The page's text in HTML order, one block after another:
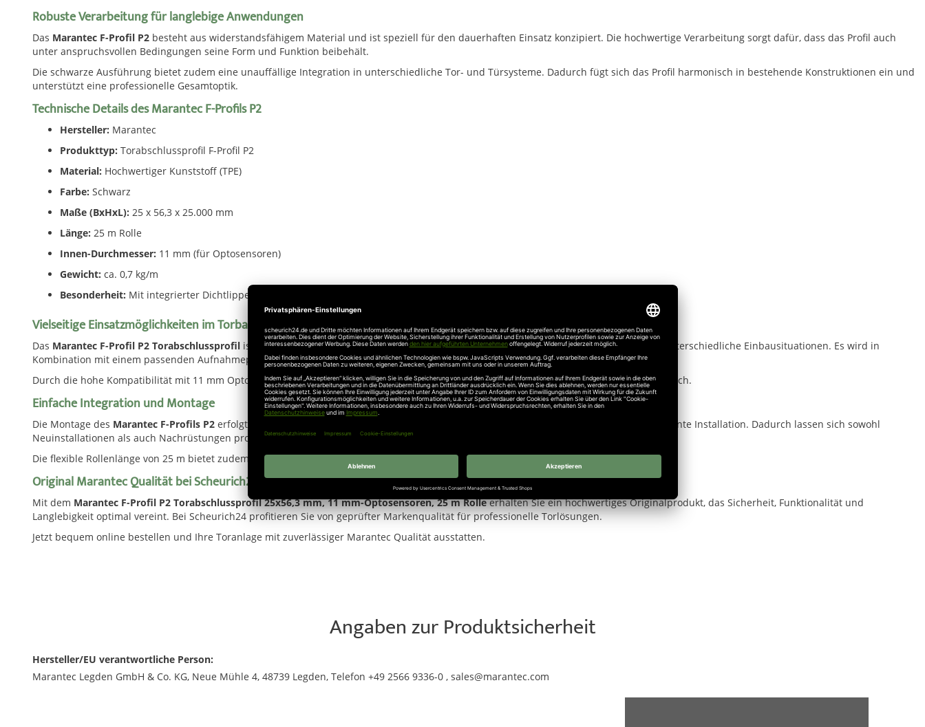
Robuste Verarbeitung für langlebige Anwendungen
Das Marantec F-Profil P2 besteht aus widerstandsfähigem Material und ist speziell für den dauerhaften Einsatz konzipiert. Die hochwertige Verarbeitung sorgt dafür, dass das Profil auch
unter anspruchsvollen Bedingungen seine Form und Funktion beibehält.
Die schwarze Ausführung bietet zudem eine unauffällige Integration in unterschiedliche Tor- und Türsysteme. Dadurch fügt sich das Profil harmonisch in bestehende Konstruktionen ein und
unterstützt eine professionelle Gesamtoptik.
Technische Details des Marantec F-Profils P2
Hersteller: Marantec
Produkttyp: Torabschlussprofil F-Profil P2
Material: Hochwertiger Kunststoff (TPE)
Farbe: Schwarz
Maße (BxHxL): 25 x 56,3 x 25.000 mm
Länge: 25 m Rolle
Innen-Durchmesser: 11 mm (für Optosensoren)
Gewicht: ca. 0,7 kg/m
Besonderheit: Mit integrierter Dichtlippe
Vielseitige Einsatzmöglichkeiten im Torbau
Das Marantec F-Profil P2 Torabschlussprofil ist für eine Vielzahl von Tor- und Türsystemen geeignet und bietet eine flexible Lösung für unterschiedliche Einbausituationen. Es wird in
Kombination mit einem passenden Aufnahmeprofil verwendet und sorgt so für eine sichere und stabile Verbindung.
Durch die hohe Kompatibilität mit 11 mm Optosensoren eignet sich das Profil ideal für moderne Sicherheitslösungen im industriellen Bereich.
Einfache Integration und Montage
Die Montage des Marantec F-Profils P2 erfolgt in Verbindung mit einem passenden Systemprofil und ermöglicht eine schnelle sowie effiziente Installation. Dadurch lassen sich sowohl
Neuinstallationen als auch Nachrüstungen problemlos umsetzen.
Die flexible Rollenlänge von 25 m bietet zudem eine wirtschaftliche Lösung für größere Projekte im Tor- und Anlagenbau.
Original Marantec Qualität bei Scheurich24
Mit dem Marantec F-Profil P2 Torabschlussprofil 25x56,3 mm, 11 mm-Optosensoren, 25 m Rolleerhalten Sie ein hochwertiges Originalprodukt, das Sicherheit, Funktionalität und
Langlebigkeit optimal vereint. Bei Scheurich24 profitieren Sie von geprüfter Markenqualität für professionelle Torlösungen.
Jetzt bequem online bestellen und Ihre Toranlage mit zuverlässiger Marantec Qualität ausstatten.
Angaben zur Produktsicherheit
Hersteller/EU verantwortliche Person:
Marantec Legden GmbH & Co. KG, Neue Mühle 4, 48739 Legden, Telefon +49 2566 9336-0 , sales@marantec.com